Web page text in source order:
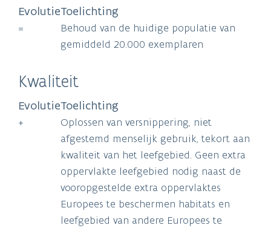
Evolutie
=
Toelichting
Behoud van de huidige populatie van
gemiddeld 20.000 exemplaren
Kwaliteit
Evolutie
+
Toelichting
Oplossen van versnippering, niet
afgestemd menselijk gebruik, tekort aan
kwaliteit van het leefgebied. Geen extra
oppervlakte leefgebied nodig naast de
vooropgestelde extra oppervlaktes
Europees te beschermen habitats en
leefgebied van andere Europees te